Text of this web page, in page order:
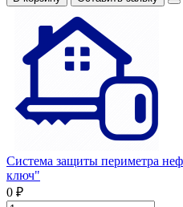
Система защиты периметра
ключ"
0 ₽